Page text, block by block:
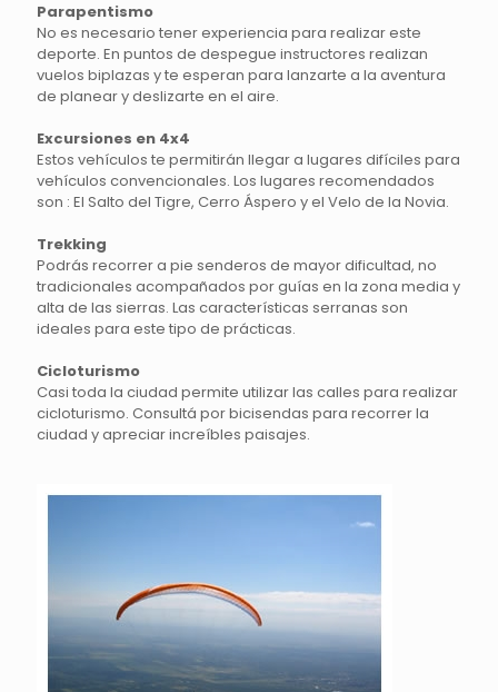
Parapentismo
No es necesario tener experiencia para realizar este
deporte. En puntos de despegue instructores realizan
vuelos biplazas y te esperan para lanzarte a la aventura
de planear y deslizarte en el aire.
Excursiones en 4x4
Estos vehículos te permitirán llegar a lugares difíciles para
vehículos convencionales. Los lugares recomendados
son : El Salto del Tigre, Cerro Áspero y el Velo de la Novia.
Trekking
Podrás recorrer a pie senderos de mayor dificultad, no
tradicionales acompañados por guías en la zona media y
alta de las sierras. Las características serranas son
ideales para este tipo de prácticas.
Cicloturismo
Casi toda la ciudad permite utilizar las calles para realizar
cicloturismo. Consultá por bicisendas para recorrer la
ciudad y apreciar increíbles paisajes.